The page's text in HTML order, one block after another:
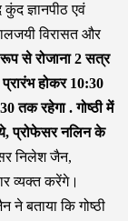
ज्ञानपीठ एवं
विरासत और
से रोजाना 2 सत्र
होकर 10:30
तक रहेगा . गोष्ठी में
प्रोफेसर नलिन के
निलेश जैन,
व्यक्त करेंगे।
ने बताया कि गोष्ठी